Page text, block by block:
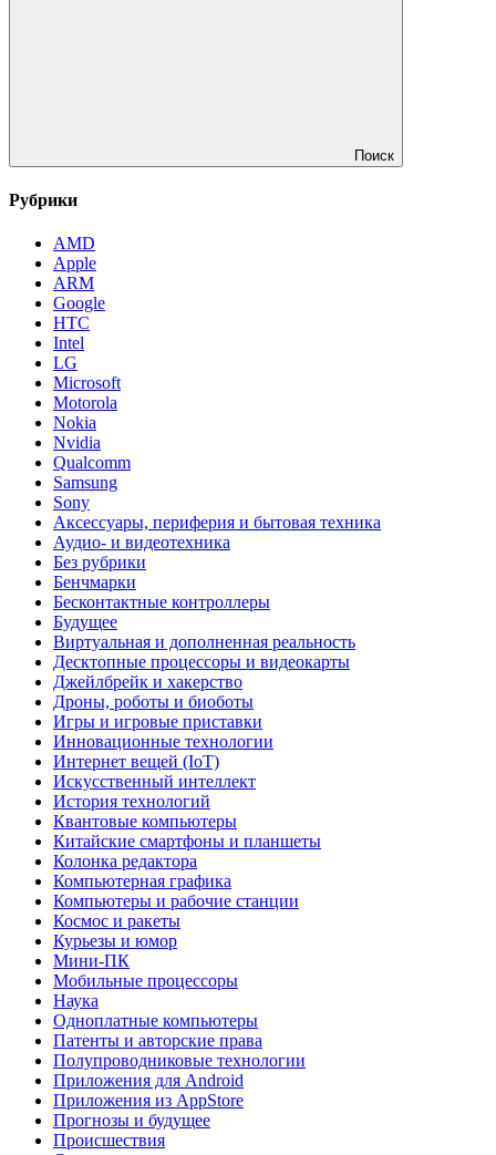
Поиск
Рубрики
AMD
Apple
ARM
Google
HTC
Intel
LG
Microsoft
Motorola
Nokia
Nvidia
Qualcomm
Samsung
Sony
Аксессуары, периферия и бытовая техника
Аудио- и видеотехника
Без рубрики
Бенчмарки
Бесконтактные контроллеры
Будущее
Виртуальная и дополненная реальность
Десктопные процессоры и видеокарты
Джейлбрейк и хакерство
Дроны, роботы и биоботы
Игры и игровые приставки
Инновационные технологии
Интернет вещей (IoT)
Искусственный интеллект
История технологий
Квантовые компьютеры
Китайские смартфоны и планшеты
Колонка редактора
Компьютерная графика
Компьютеры и рабочие станции
Космос и ракеты
Курьезы и юмор
Мини-ПК
Мобильные процессоры
Наука
Одноплатные компьютеры
Патенты и авторские права
Полупроводниковые технологии
Приложения для Android
Приложения из AppStore
Прогнозы и будущее
Происшествия